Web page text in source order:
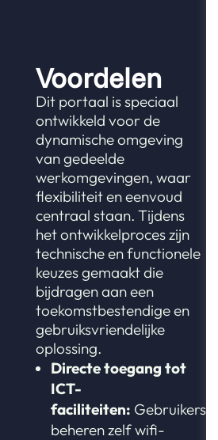
Voordelen
Dit portaal is speciaal
ontwikkeld voor de
dynamische omgeving
van gedeelde
werkomgevingen, waar
flexibiliteit en eenvoud
centraal staan. Tijdens
het ontwikkelproces zijn
technische en functionele
keuzes gemaakt die
bijdragen aan een
toekomstbestendige en
gebruiksvriendelijke
oplossing.
Directe toegang tot
ICT-
faciliteiten: Gebruikers
beheren zelf wifi-